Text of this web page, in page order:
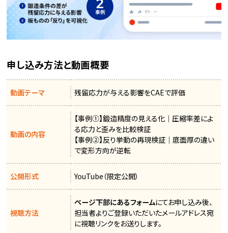
申し込み方法と動画概要
動画テーマ 残留応力が与える影響をCAEで評価
動画の内容
【事例①】鍛造精度の見える化｜圧縮率差によ
る応力と歪みを比較検証
【事例②】反り挙動の再現検証｜底面厚の違い
で変形方向が逆転
公開形式 YouTube（限定公開）
視聴方法
ページ下部にあるフォームにてお申し込み後、
担当者よりご登録いただいたメールアドレス宛
に視聴リンクをお送りします。